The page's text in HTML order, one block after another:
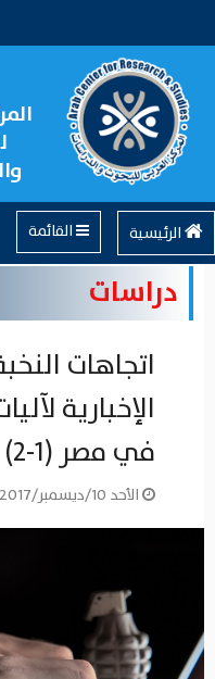
الرئيسية
دراسات
اتجاهات
الإخبارية
في مصر (1-2)
الأحد 10/ديسمبر/2017 - 01:22 م